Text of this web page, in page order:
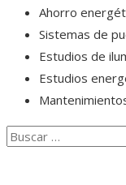
Ahorro
Sistemas de
Estudios de
Estudios
Buscar: